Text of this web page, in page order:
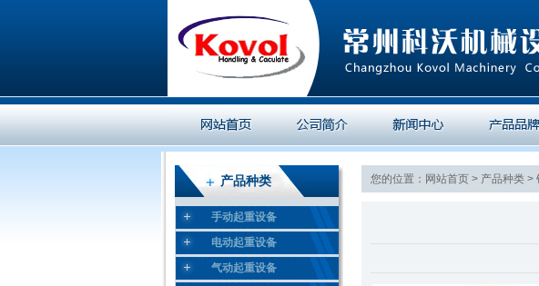
产品种类
手动起重设备
电动起重设备
气动起重设备
您的位置：网站首页 > 产品种类 >